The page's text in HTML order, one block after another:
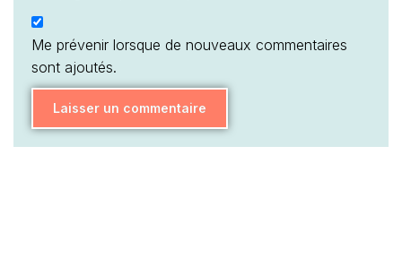
Me prévenir lorsque de nouveaux commentaires
sont ajoutés.